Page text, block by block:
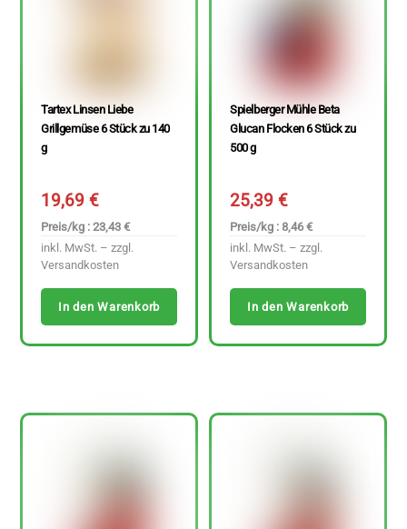
Tartex Linsen Liebe
Grillgemüse 6 Stück zu 140
g
19,69€
Preis/kg : 23,43 €
inkl. MwSt. – zzgl.
Versandkosten
In den Warenkorb
Spielberger Mühle Beta
Glucan Flocken 6 Stück zu
500 g
25,39€
Preis/kg : 8,46 €
inkl. MwSt. – zzgl.
Versandkosten
In den Warenkorb